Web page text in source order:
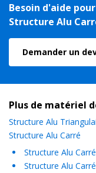
Besoin d'aide
Structure Alu
Demander un
Plus de matériel
Structure Alu
Structure Alu Carré
Structure Alu
Structure Alu